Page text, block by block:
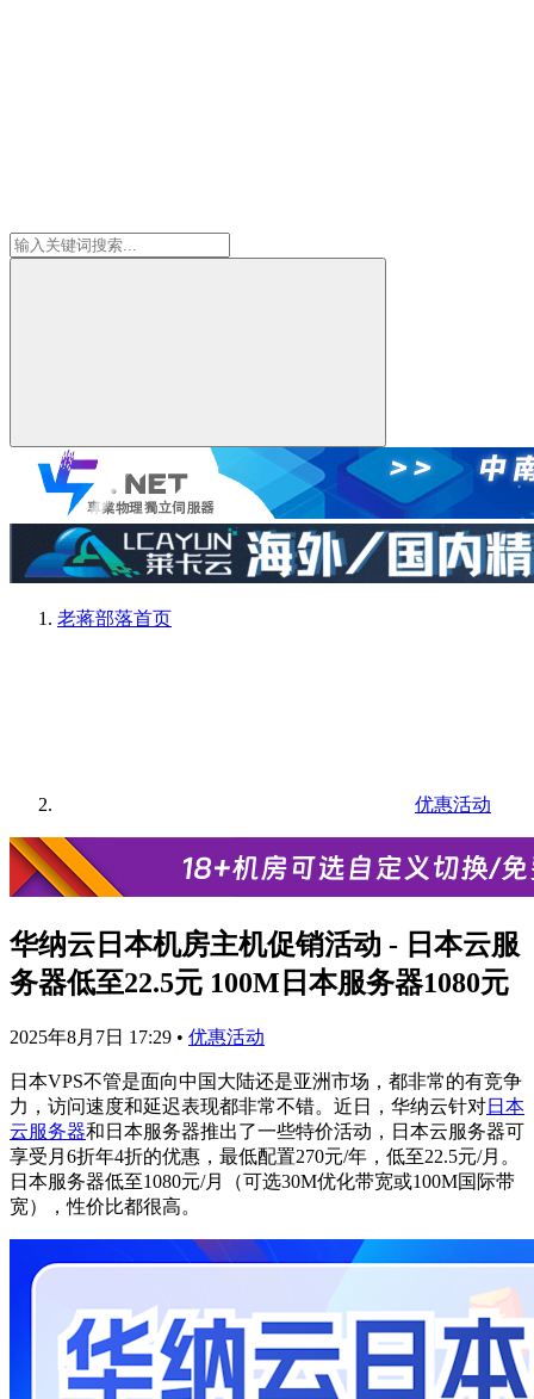
老蒋部落首页
优惠活动
华纳云日本机房主机促销活动 - 日本云服
务器低至22.5元 100M日本服务器1080元
2025年8月7日 17:29 • 优惠活动
日本VPS不管是面向中国大陆还是亚洲市场，都非常的有竞争
力，访问速度和延迟表现都非常不错。近日，华纳云针对日本
云服务器和日本服务器推出了一些特价活动，日本云服务器可
享受月6折年4折的优惠，最低配置270元/年，低至22.5元/月。
日本服务器低至1080元/月（可选30M优化带宽或100M国际带
宽），性价比都很高。